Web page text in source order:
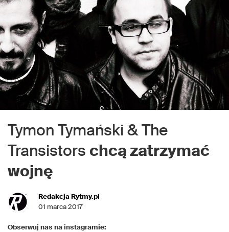
Tymon Tymański & The
Transistors chcą zatrzymać
wojnę
Redakcja Rytmy.pl
01 marca 2017
Obserwuj nas na instagramie: